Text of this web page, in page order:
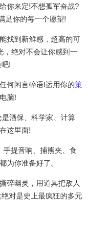
你来定!不想孤军奋战?
足你的每一个愿望!
找到新鲜感，超高的可
，绝对不会让你感到一
!
何闲言碎语!运用你的策
脑!
酒保、科学家、计算
这里面!
手提音响、捕熊夹、食
你准备好了。
碎幽灵，用道具把敌人
对是史上最疯狂的多元